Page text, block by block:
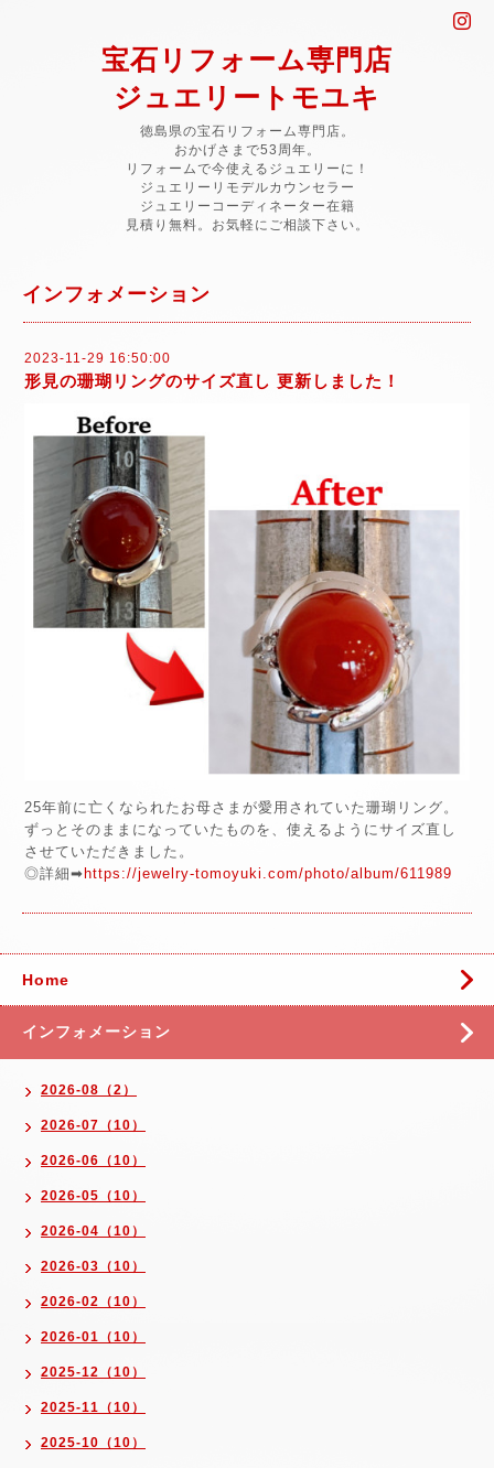
宝石リフォーム専門店
ジュエリートモユキ
徳島県の宝石リフォーム専門店。
おかげさまで53周年。
リフォームで今使えるジュエリーに！
ジュエリーリモデルカウンセラー
ジュエリーコーディネーター在籍
見積り無料。お気軽にご相談下さい。
インフォメーション
2023-11-29 16:50:00
形見の珊瑚リングのサイズ直し 更新しました！
25年前に亡くなられたお母さまが愛用されていた珊瑚リング。
ずっとそのままになっていたものを、使えるようにサイズ直し
させていただきました。
◎詳細➡ https://jewelry-tomoyuki.com/photo/album/611989
Home
インフォメーション
2026-08（2）
2026-07（10）
2026-06（10）
2026-05（10）
2026-04（10）
2026-03（10）
2026-02（10）
2026-01（10）
2025-12（10）
2025-11（10）
2025-10（10）